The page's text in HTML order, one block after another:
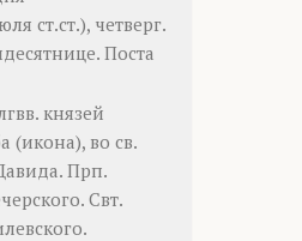
ст.ст.), четверг.
Поста
князей
(икона), во св.
Прп.
Свт.